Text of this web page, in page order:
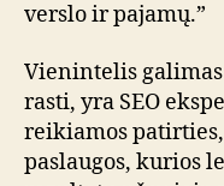
verslo ir pajamų.”
Vienintelis
rasti, yra SEO
reikiamos
paslaugos, kurios